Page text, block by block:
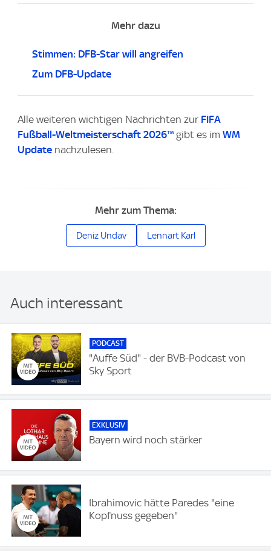
Mehr dazu
Stimmen: DFB-Star will angreifen
Zum DFB-Update
Alle weiteren wichtigen Nachrichten zur FIFA
Fußball-Weltmeisterschaft 2026™ gibt es im WM
Update nachzulesen.
Mehr zum Thema:
Deniz Undav Lennart Karl
Auch interessant
PODCAST
"Auffe Süd" - der BVB-Podcast von
Sky Sport
EXKLUSIV
Bayern wird noch stärker
Ibrahimovic hätte Paredes "eine
Kopfnuss gegeben"